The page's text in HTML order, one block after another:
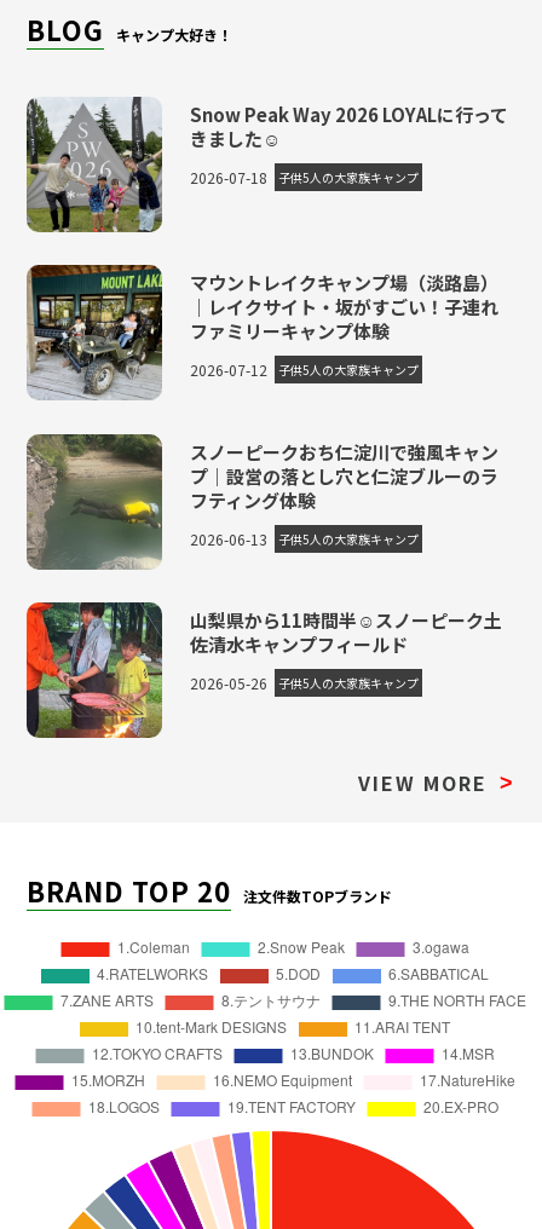
BLOG キャンプ大好き！
Snow Peak Way 2026 LOYALに行って
きました☺
2026-07-18 子供5人の大家族キャンプ
マウントレイクキャンプ場（淡路島）
｜レイクサイト・坂がすごい！子連れ
ファミリーキャンプ体験
2026-07-12 子供5人の大家族キャンプ
スノーピークおち仁淀川で強風キャン
プ｜設営の落とし穴と仁淀ブルーのラ
フティング体験
2026-06-13 子供5人の大家族キャンプ
山梨県から11時間半☺スノーピーク土
佐清水キャンプフィールド
2026-05-26 子供5人の大家族キャンプ
VIEW MORE >
BRAND TOP 20 注文件数TOPブランド